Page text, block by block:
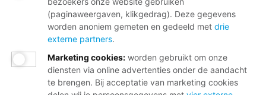
(paginaweergaven, klikgedrag). Deze gegevens
worden anoniem gemeten en gedeeld met drie
externe partners.
Marketing cookies: worden gebruikt om onze
diensten via online advertenties onder de aandacht
te brengen. Bij acceptatie van marketing cookies